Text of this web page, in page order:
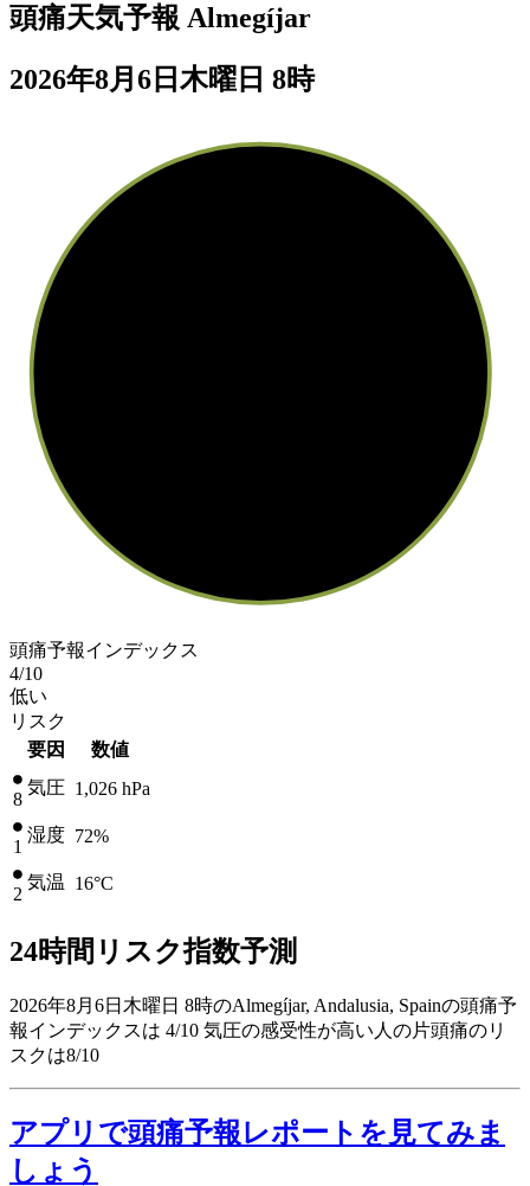
頭痛天気予報 Almegíjar
2026年8月6日木曜日 8時
頭痛予報インデックス
4/10
低い
リスク
要因
数値
8
気圧 1,026 hPa
1
湿度 72%
2
気温 16°C
24時間リスク指数予測
2026年8月6日木曜日 8時のAlmegíjar, Andalusia, Spainの頭痛予
報インデックスは 4/10 気圧の感受性が高い人の片頭痛のリ
スクは8/10
アプリで頭痛予報レポートを見てみま
しょう